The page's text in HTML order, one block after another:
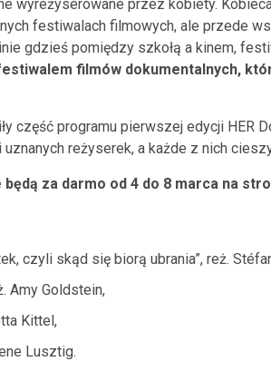
wyreżyserowane przez kobiety.
festiwalach filmowych, ale przede
gdzieś pomiędzy szkołą a kinem,
filmów dokumentalnych,
część programu pierwszej edycji HER
reżyserek, a każde z nich
za darmo od 4 do 8 marca na
czyli skąd się biorą ubrania”, reż.
Amy Goldstein,
Kittel,
Lusztig.